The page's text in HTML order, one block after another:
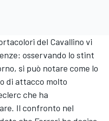
del Cavallino vi
osservando lo stint
si può notare come lo
di attacco molto
che ha
Il confronto nel